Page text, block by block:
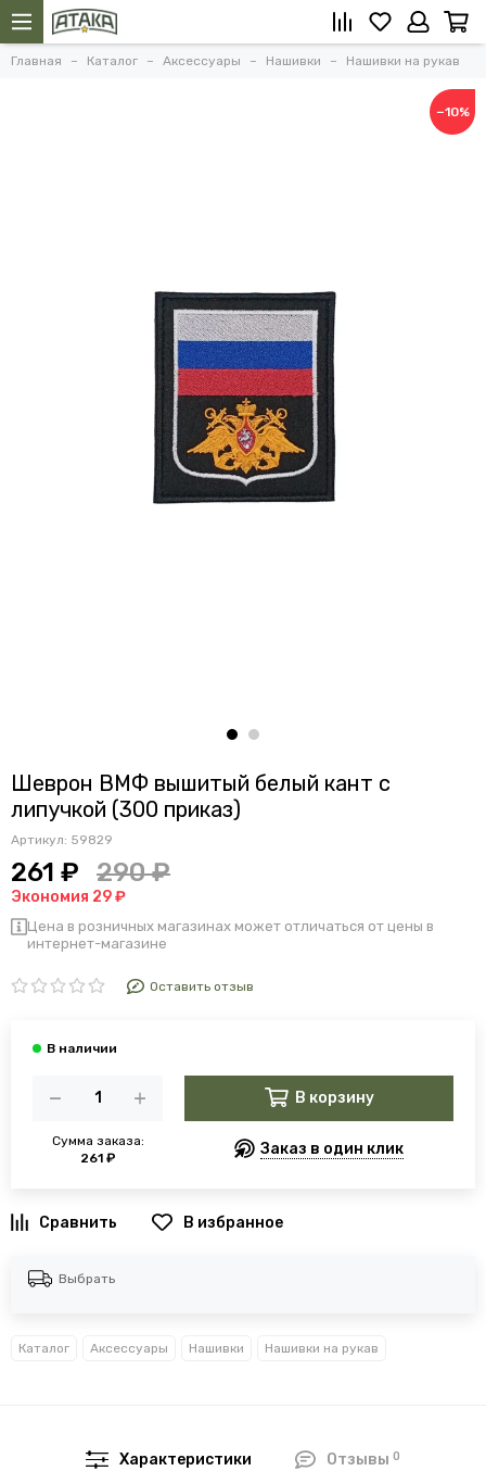
Главная Каталог Аксессуары Нашивки Нашивки на рукав
−10%
Шеврон ВМФ вышитый белый кант с
липучкой (300 приказ)
Артикул: 59829
261 ₽ 290 ₽
Экономия 29 ₽
Цена в розничных магазинах может отличаться от цены в
интернет-магазине
Оставить отзыв
Сумма заказа:
261 ₽
В корзину
Заказ в один клик
В избранное
Выбрать
Каталог Аксессуары Нашивки Нашивки на рукав
Характеристики Отзывы 0